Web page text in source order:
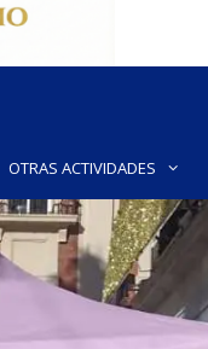
OTRAS ACTIVIDADES